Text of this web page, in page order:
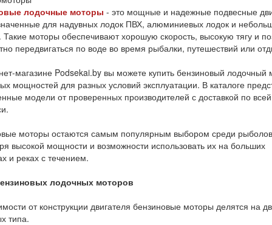
лодочные моторы - это мощные и надежные подвесные
для надувных лодок ПВХ, алюминиевых лодок и
Такие моторы обеспечивают хорошую скорость, высокую тягу и
передвигаться по воде во время рыбалки, путешествий или
магазине Podsekai.by вы можете купить бензиновый лодочный
мощностей для разных условий эксплуатации. В каталоге
модели от проверенных производителей с доставкой по всей
моторы остаются самым популярным выбором среди
высокой мощности и возможности использовать их на больших
и реках с течением.
лодочных моторов
от конструкции двигателя бензиновые моторы делятся на
типа.